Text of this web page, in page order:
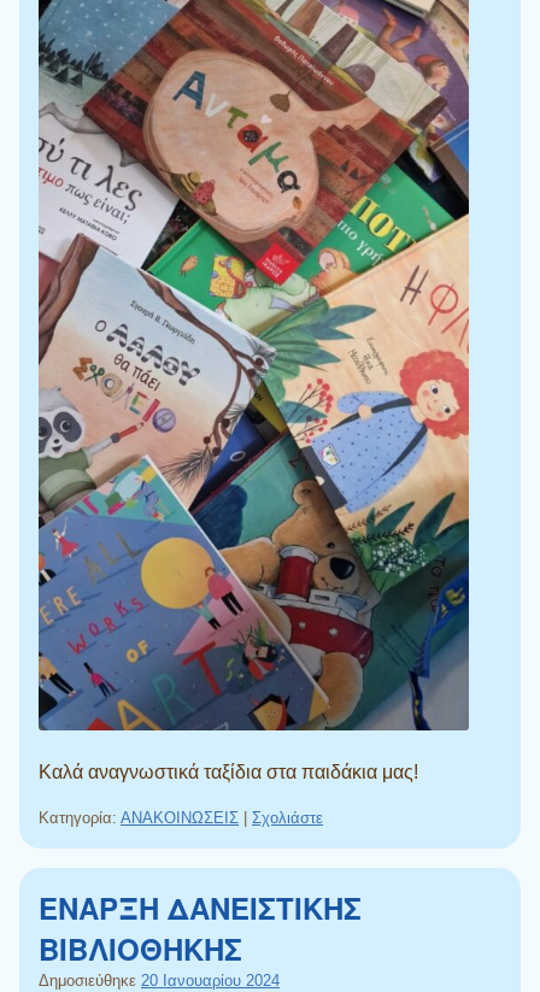
Καλά αναγνωστικά ταξίδια στα παιδάκια μας!
Κατηγορία: ΑΝΑΚΟΙΝΩΣΕΙΣ Σχολιάστε
ΕΝΑΡΞΗ ΔΑΝΕΙΣΤΙΚΗΣ
ΒΙΒΛΙΟΘΗΚΗΣ
Δημοσιεύθηκε 20 Ιανουαρίου 2024